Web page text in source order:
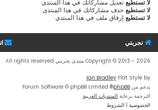
لا تستطيعتعديل مشاركاتك في هذا المنتدى
لا تستطيعحذف مشاركاتك في هذا المنتدى
لا تستطيعإرفاق ملف في هذا المنتدى
تجربتي
Copyright © 2013 - 2026 منتدى تجربتي All rights reserved.
Flat Style by
Ian Bradley
بدعم منphpBB
® Forum Software © phpBB Limited
الترجمة برعايةالمنتديات العربية
الخصوصية| الشروط